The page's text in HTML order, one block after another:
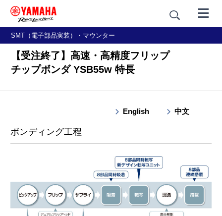
SMT（電子部品実装）・マウンター
【受注終了】高速・高精度フリップ
チップボンダ YSB55w 特長
English
中文
特長
ボンディング工程